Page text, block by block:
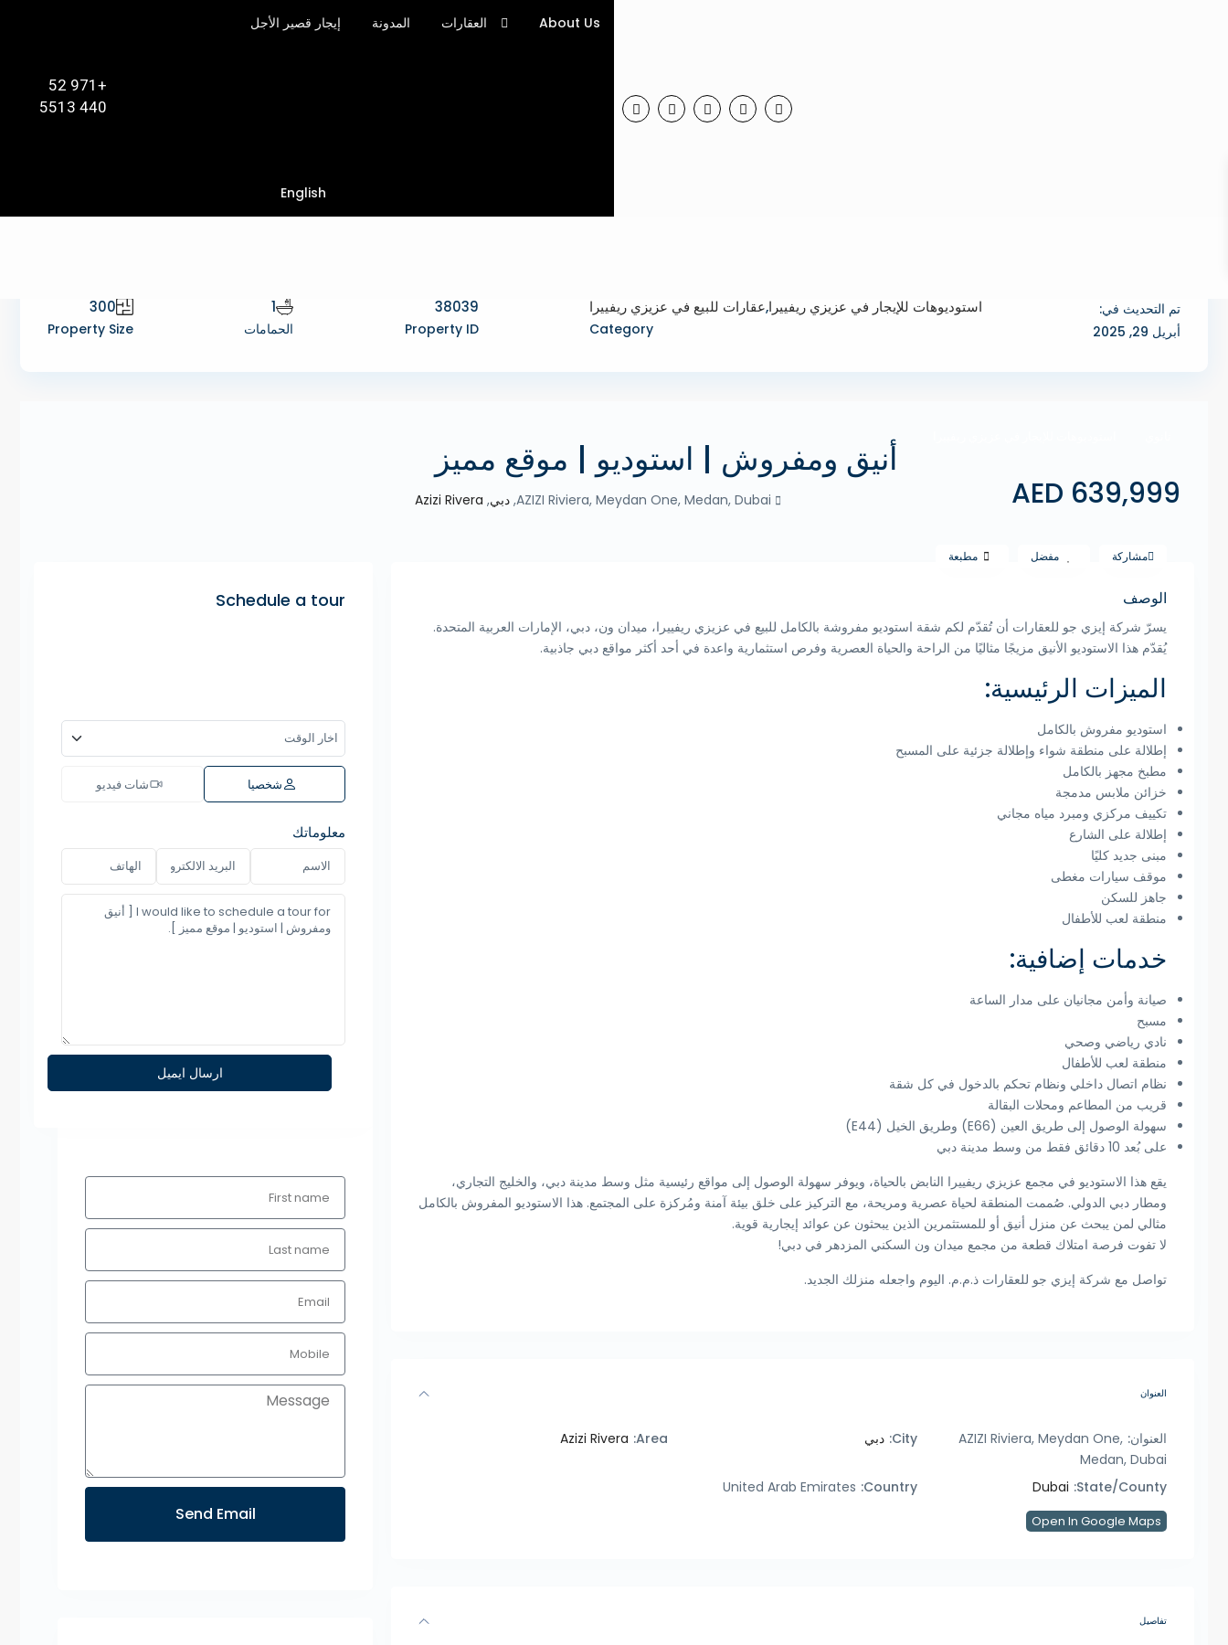
About Us العقارات المدونة إيجار قصير الأجل
English
+971 52
440 5513
تم التحديث في:
أبريل 29, 2025
استوديوهات للإيجار في عزيزي ريفييرا,عقارات للبيع في عزيزي ريفييرا
Category
38039
Property ID
1
الحمامات
300
Property Size
أنيق ومفروش | استوديو | موقع مميز
639,999 AED دبي,
Azizi Rivera
مشاركة مفضل مطبعة
الوصف
يسرّ شركة إيزي جو للعقارات أن تُقدّم لكم شقة استوديو مفروشة بالكامل للبيع في عزيزي ريفييرا، ميدان ون، دبي، الإمارات العربية المتحدة.
يُقدّم هذا الاستوديو الأنيق مزيجًا مثاليًا من الراحة والحياة العصرية وفرص استثمارية واعدة في أحد أكثر مواقع دبي جاذبية.
الميزات الرئيسية:
استوديو مفروش بالكامل
إطلالة على منطقة شواء وإطلالة جزئية على المسبح
مطبخ مجهز بالكامل
خزائن ملابس مدمجة
تكييف مركزي ومبرد مياه مجاني
إطلالة على الشارع
مبنى جديد كليًا
موقف سيارات مغطى
جاهز للسكن
منطقة لعب للأطفال
خدمات إضافية:
صيانة وأمن مجانيان على مدار الساعة
مسبح
نادي رياضي وصحي
منطقة لعب للأطفال
نظام اتصال داخلي ونظام تحكم بالدخول في كل شقة
قريب من المطاعم ومحلات البقالة
سهولة الوصول إلى طريق العين (E66) وطريق الخيل (E44)
على بُعد 10 دقائق فقط من وسط مدينة دبي
يقع هذا الاستوديو في مجمع عزيزي ريفييرا النابض بالحياة، ويوفر سهولة الوصول إلى مواقع رئيسية مثل وسط مدينة دبي، والخليج التجاري،
ومطار دبي الدولي. صُممت المنطقة لحياة عصرية ومريحة، مع التركيز على خلق بيئة آمنة ومُركزة على المجتمع. هذا الاستوديو المفروش بالكامل
مثالي لمن يبحث عن منزل أنيق أو للمستثمرين الذين يبحثون عن عوائد إيجارية قوية.
لا تفوت فرصة امتلاك قطعة من مجمع ميدان ون السكني المزدهر في دبي!
تواصل مع شركة إيزي جو للعقارات ذ.م.م. اليوم واجعله منزلك الجديد.
العنوان
العنوان: AZIZI Riviera, Meydan One,
Medan, Dubai
City: دبي Area:
Azizi Rivera
State/County:
Dubai
Country:
United Arab Emirates
Open In Google Maps
تفاصيل
Schedule a tour
شخصيا شات فيديو
معلوماتك
Send Email